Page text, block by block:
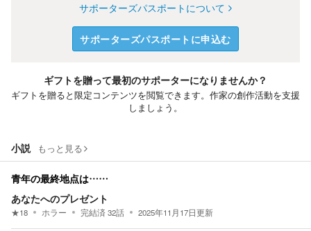
サポーターズパスポートについて
サポーターズパスポートに申込む
ギフトを贈って最初のサポーターになりませんか？
ギフトを贈ると限定コンテンツを閲覧できます。作家の創作活動を支援
しましょう。
小説 もっと見る
青年の最終地点は……
あなたへのプレゼント
★18 ホラー 完結済32話 2025年11月17日更新